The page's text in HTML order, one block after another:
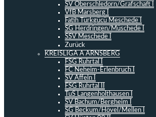
SV Oberschledorn/Grafschaft I
VfB Marsberg I
Fatih Türkgücü Meschede I
SG Herdringen/Müschede I
SSV Meschede I
Zurück
KREISLIGA A ARNSBERG
FSG Ruhrtal I
FC Neheim-Erlenbruch I
SV Affeln I
FSG Ruhrtal II
TuS Langenholthausen I
SV Bachum/Bergheim I
SG Beckum/Hövel/Mellen I